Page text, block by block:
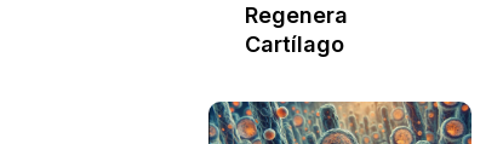
Regenera
Cartílago